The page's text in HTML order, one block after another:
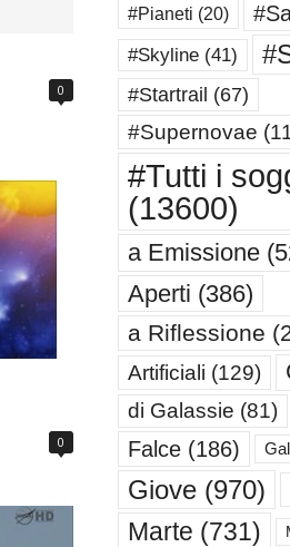
0
0
#Pianeti (20)
#Skyline(41)
#Startrail (67)
#Supernovae
#Tutti i
(13600)
a Emissione
Aperti (386)
a Riflessione
Artificiali (129)
di Galassie (81)
Falce(186)
Giove(970)
Marte (731)